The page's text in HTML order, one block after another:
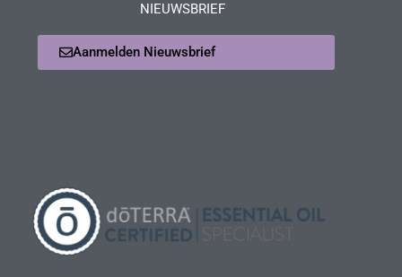
NIEUWSBRIEF
Aanmelden Nieuwsbrief